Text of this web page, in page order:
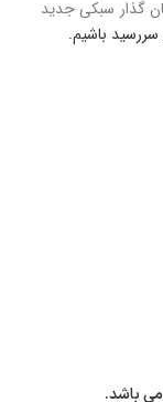
گذار سبکی جدید
سررسید باشیم.
باشد.